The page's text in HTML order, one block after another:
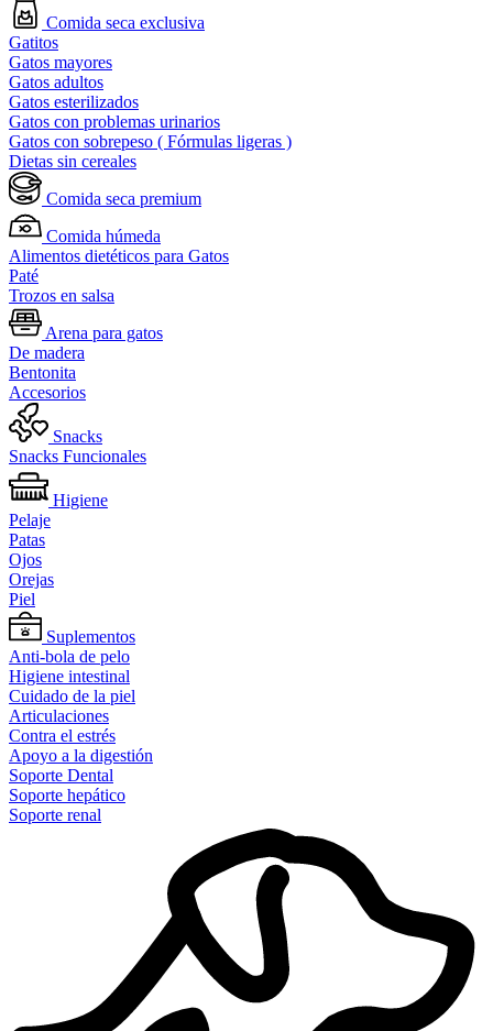
Comida seca exclusiva
Gatitos
Gatos mayores
Gatos adultos
Gatos esterilizados
Gatos con problemas urinarios
Gatos con sobrepeso ( Fórmulas ligeras )
Dietas sin cereales
Comida seca premium
Comida húmeda
Alimentos dietéticos para Gatos
Paté
Trozos en salsa
Arena para gatos
De madera
Bentonita
Accesorios
Snacks
Snacks Funcionales
Higiene
Pelaje
Patas
Ojos
Orejas
Piel
Suplementos
Anti-bola de pelo
Higiene intestinal
Cuidado de la piel
Articulaciones
Contra el estrés
Apoyo a la digestión
Soporte Dental
Soporte hepático
Soporte renal